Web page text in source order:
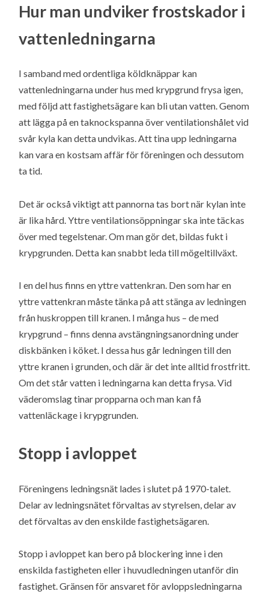
Hur man undviker frostskador i
vattenledningarna
I samband med ordentliga köldknäppar kan
vattenledningarna under hus med krypgrund frysa igen,
med följd att fastighetsägare kan bli utan vatten. Genom
att lägga på en taknockspanna över ventilationshålet vid
svår kyla kan detta undvikas. Att tina upp ledningarna
kan vara en kostsam affär för föreningen och dessutom
ta tid.
Det är också viktigt att pannorna tas bort när kylan inte
är lika hård. Yttre ventilationsöppningar ska inte täckas
över med tegelstenar. Om man gör det, bildas fukt i
krypgrunden. Detta kan snabbt leda till mögeltillväxt.
I en del hus finns en yttre vattenkran. Den som har en
yttre vattenkran måste tänka på att stänga av ledningen
från huskroppen till kranen. I många hus – de med
krypgrund – finns denna avstängningsanordning under
diskbänken i köket. I dessa hus går ledningen till den
yttre kranen i grunden, och där är det inte alltid frostfritt.
Om det står vatten i ledningarna kan detta frysa. Vid
väderomslag tinar propparna och man kan få
vattenläckage i krypgrunden.
Stopp i avloppet
Föreningens ledningsnät lades i slutet på 1970-talet.
Delar av ledningsnätet förvaltas av styrelsen, delar av
det förvaltas av den enskilde fastighetsägaren.
Stopp i avloppet kan bero på blockering inne i den
enskilda fastigheten eller i huvudledningen utanför din
fastighet. Gränsen för ansvaret för avloppsledningarna